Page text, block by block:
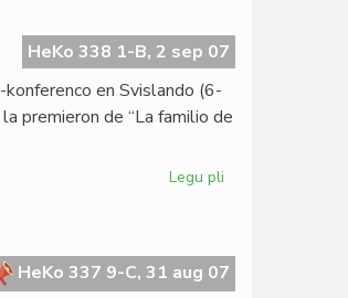
julio
2007
HeKo 338 1-B, 2 sep 07
en Svislando (6-
premieron de “La familio de
Legu pli
esperanto
HeKo 337 9-C, 31 aug 07